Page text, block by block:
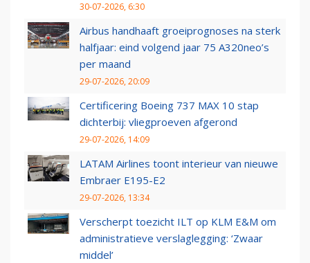
30-07-2026, 6:30
Airbus handhaaft groeiprognoses na sterk
halfjaar: eind volgend jaar 75 A320neo’s
per maand
29-07-2026, 20:09
Certificering Boeing 737 MAX 10 stap
dichterbij: vliegproeven afgerond
29-07-2026, 14:09
LATAM Airlines toont interieur van nieuwe
Embraer E195-E2
29-07-2026, 13:34
Verscherpt toezicht ILT op KLM E&M om
administratieve verslaglegging: ‘Zwaar
middel’